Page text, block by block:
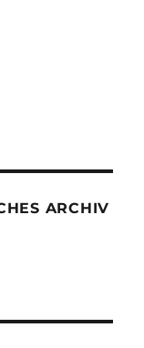
ARCHIV